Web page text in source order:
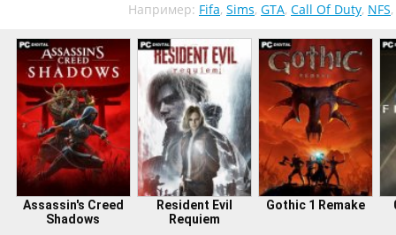
Например: Fifa, Sims, GTA, Call Of Duty, NFS,
Assassin's Creed
Shadows
Resident Evil
Requiem
Gothic 1 Remake